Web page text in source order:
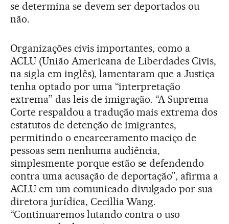
se determina se devem ser deportados ou
não.
Organizações civis importantes, como a
ACLU (União Americana de Liberdades Civis,
na sigla em inglês), lamentaram que a Justiça
tenha optado por uma “interpretação
extrema” das leis de imigração. “A Suprema
Corte respaldou a tradução mais extrema dos
estatutos de detenção de imigrantes,
permitindo o encarceramento maciço de
pessoas sem nenhuma audiência,
simplesmente porque estão se defendendo
contra uma acusação de deportação”, afirma a
ACLU em um comunicado divulgado por sua
diretora jurídica, Cecillia Wang.
“Continuaremos lutando contra o uso